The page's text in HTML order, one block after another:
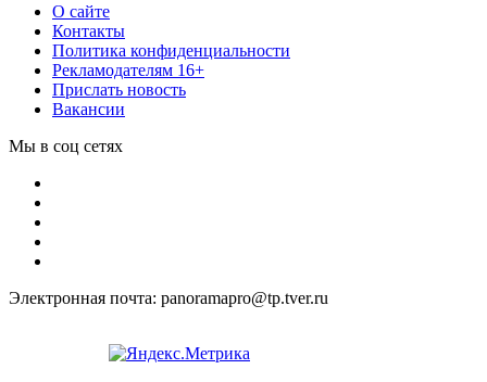
О сайте
Контакты
Политика конфиденциальности
Рекламодателям 16+
Прислать новость
Вакансии
Мы в соц сетях
Электронная почта: panoramapro@tp.tver.ru